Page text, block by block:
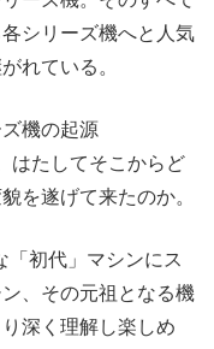
シリーズ機へと人気
れている。
機の起源
はたしてそこからど
を遂げて来たのか。
「初代」マシンにス
、その元祖となる機
深く理解し楽しめ